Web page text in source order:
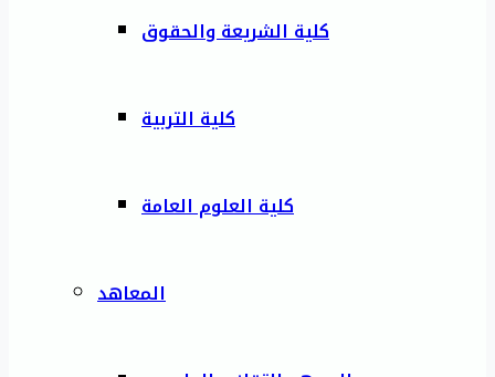
كلية الشريعة والحقوق
كلية التربية
كلية العلوم العامة
المعاهد